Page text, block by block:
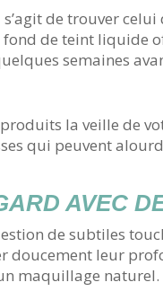
de trouver
de teint liquide
semaines
la veille de
qui peuvent
AVEC
de subtiles
doucement leur
maquillage